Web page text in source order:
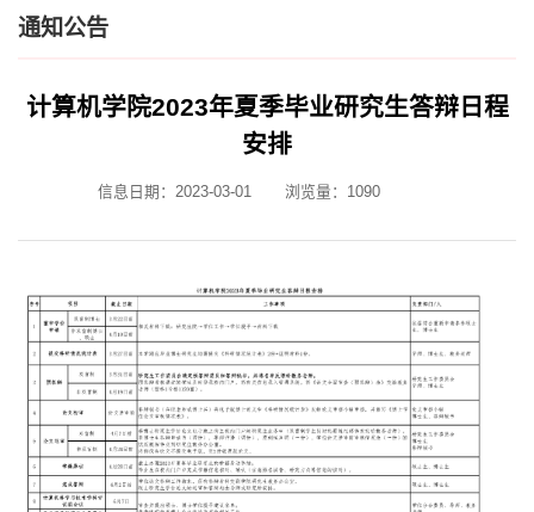
通知公告
计算机学院2023年夏季毕业研究生答辩日程
安排
信息日期：2023-03-01 浏览量： 1090